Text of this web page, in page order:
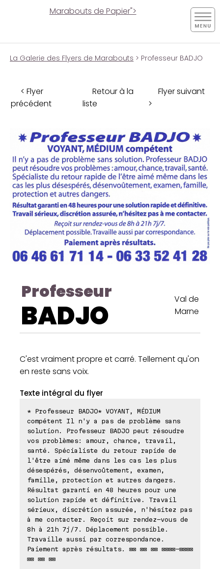
Marabouts de Papier">
La Galerie des Flyers de Marabouts > Professeur BADJO
< Flyer
précédent
Retour à la
liste
Flyer suivant
>
Professeur
BADJO
Val de
Marne
C'est vraiment propre et carré. Tellement qu'on
en reste sans voix.
Texte intégral du flyer
* Professeur BADJO* VOYANT, MÉDIUM
compétent Il n'y a pas de problème sans
solution. Professeur BADJO peut résoudre
vos problèmes: amour, chance, travail,
santé. Spécialiste du retour rapide de
l'être aimé même dans les cas les plus
désespérés, désenvoûtement, examen,
famille, protection et autres dangers.
Résultat garanti en 48 heures pour une
solution rapide et définitive. Travail
sérieux, discrétion assurée, n'hésitez pas
à me contacter. Reçoit sur rendez-vous de
8h à 21h 7j/7. Déplacement possible.
Travaille aussi par correspondance.
Paiement après résultats. ⊠⊠ ⊠⊠ ⊠⊠ ⊠⊠⊠⊠-⊠⊠⊠⊠
⊠⊠ ⊠⊠ ⊠⊠